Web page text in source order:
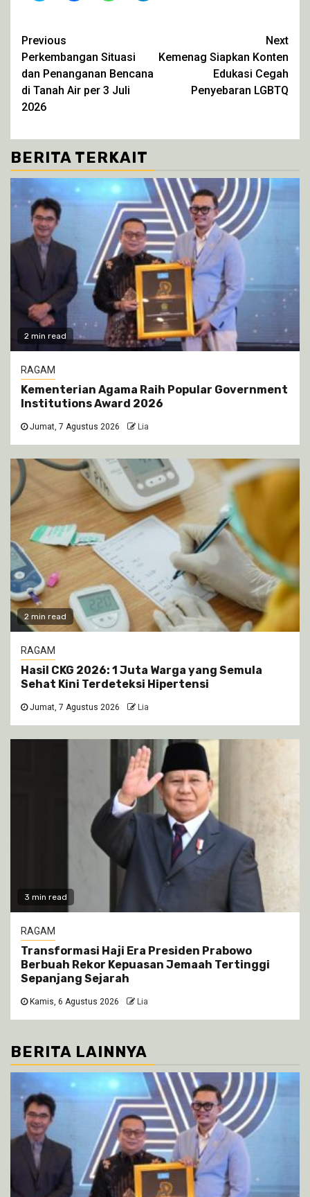
di
jendela
yang
baru) baru)
yang
baru)
yang
baru)
Continue
Reading
Previous
Perkembangan Situasi
dan Penanganan Bencana
di Tanah Air per 3 Juli
2026
Next
Kemenag Siapkan Konten
Edukasi Cegah
Penyebaran LGBTQ
BERITA TERKAIT
2 min read
RAGAM
Kementerian Agama Raih Popular Government
Institutions Award 2026
Jumat, 7 Agustus 2026 Lia
2 min read
RAGAM
Hasil CKG 2026: 1 Juta Warga yang Semula
Sehat Kini Terdeteksi Hipertensi
Jumat, 7 Agustus 2026 Lia
3 min read
RAGAM
Transformasi Haji Era Presiden Prabowo
Berbuah Rekor Kepuasan Jemaah Tertinggi
Sepanjang Sejarah
Kamis, 6 Agustus 2026 Lia
BERITA LAINNYA